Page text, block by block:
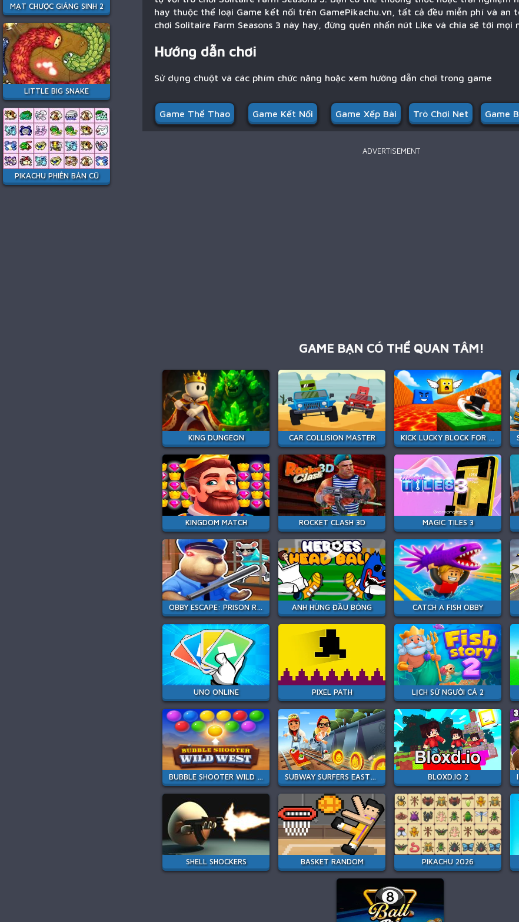
MẠT CHƯỢC GIÁNG SINH 2
LITTLE BIG SNAKE
PIKACHU PHIÊN BẢN CŨ
hay thuộc thể loại Game kết nối trên GamePikachu.vn, tất cả đều miễn phí và an
chơi Solitaire Farm Seasons 3 này hay, đừng quên nhấn nút Like và chia sẽ tới mọi
Hướng dẫn chơi
Sử dụng chuột và các phím chức năng hoặc xem hướng dẫn chơi trong game
Game Thể Thao Game Kết Nối Game Xếp Bài Trò Chơi Net Game
ADVERTISEMENT
GAME BẠN CÓ THỂ QUAN TÂM!
KING DUNGEON CAR COLLISION MASTER KICK LUCKY BLOCK FOR BRAINROT
KINGDOM MATCH ROCKET CLASH 3D MAGIC TILES 3
OBBY ESCAPE: PRISON RAT DANCE ANH HÙNG ĐẦU BÓNG CATCH A FISH OBBY
UNO ONLINE PIXEL PATH LỊCH SỬ NGƯỜI CÁ 2
BUBBLE SHOOTER WILD WEST SUBWAY SURFERS EASTER EDINBURGH BLOXD.IO 2
SHELL SHOCKERS BASKET RANDOM PIKACHU 2026